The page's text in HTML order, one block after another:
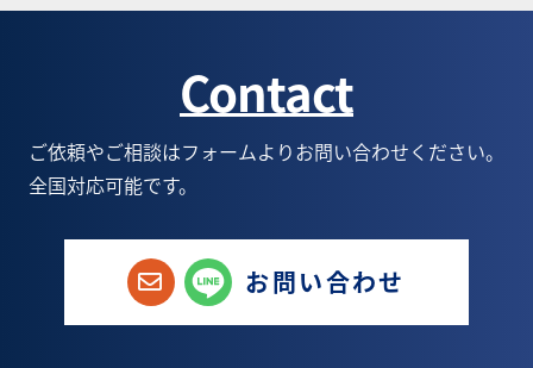
Contact
ご依頼やご相談はフォームよりお問い合わせください。
全国対応可能です。
お問い合わせ